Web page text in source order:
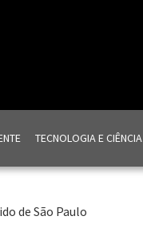
TECNOLOGIA E CIÊNCIA
de São Paulo